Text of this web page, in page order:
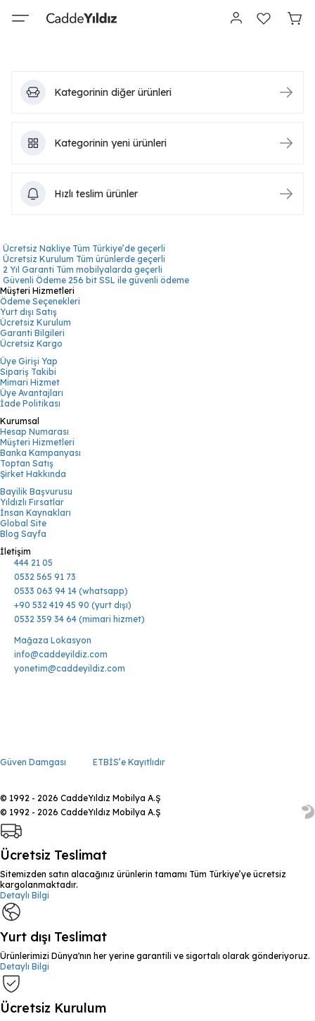
Kategorinin diğer ürünleri
Kategorinin yeni ürünleri
Hızlı teslim ürünler
Ücretsiz Nakliye Tüm Türkiye’de geçerli
Ücretsiz Kurulum Tüm ürünlerde geçerli
2 Yıl Garanti Tüm mobilyalarda geçerli
Güvenli Ödeme 256 bit SSL ile güvenli ödeme
Müşteri Hizmetleri
Ödeme Seçenekleri
Yurt dışı Satış
Ücretsiz Kurulum
Garanti Bilgileri
Ücretsiz Kargo
Üye Girişi Yap
Sipariş Takibi
Mimari Hizmet
Üye Avantajları
İade Politikası
Kurumsal
Hesap Numarası
Müşteri Hizmetleri
Banka Kampanyası
Toptan Satış
Şirket Hakkında
Bayilik Başvurusu
Yıldızlı Fırsatlar
İnsan Kaynakları
Global Site
Blog Sayfa
İletişim
444 21 05
0532 565 91 73
0533 063 94 14 (whatsapp)
+90 532 419 45 90 (yurt dışı)
0532 359 34 64 (mimari hizmet)
Mağaza Lokasyon
info@caddeyildiz.com
yonetim@caddeyildiz.com
Güven Damgası ETBİS’e Kayıtlıdır
© 1992 - 2026 CaddeYıldız Mobilya A.Ş
© 1992 - 2026 CaddeYıldız Mobilya A.Ş
Ücretsiz Teslimat
Sitemizden satın alacağınız ürünlerin tamamı Tüm Türkiye’ye ücretsiz
kargolanmaktadır.
Detaylı Bilgi
Yurt dışı Teslimat
Ürünlerimizi Dünya'nın her yerine garantili ve sigortalı olarak gönderiyoruz.
Detaylı Bilgi
Ücretsiz Kurulum